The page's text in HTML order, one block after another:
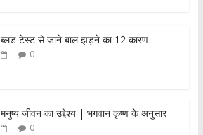
ब्लड टेस्ट से जाने बाल झड़ने का 12 कारण
0
मनुष्य जीवन का उद्देश्य | भगवान कृष्ण के अनुसार
0